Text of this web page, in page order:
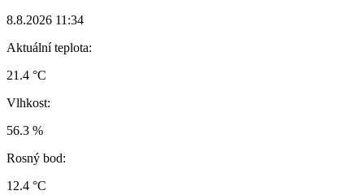
8.8.2026 11:34
Aktuální teplota:
21.4 °C
Vlhkost:
56.3 %
Rosný bod:
12.4 °C